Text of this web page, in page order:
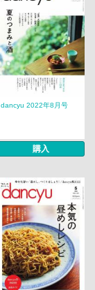
dancyu 2022年8月号
購入